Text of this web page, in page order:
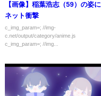
【画像】稲葉浩志（59）の姿に
ネット衝撃
c_img_param=; //img-
c.net/output/category/anime.js
c_img_param=; //img...